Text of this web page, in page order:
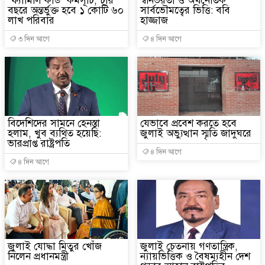
বছরে অন্তর্ভুক্ত হবে ১ কোটি ৬০
লাখ পরিবার
৩ দিন আগে
সার্বভৌমত্বের ভিত্তি: ববি
হাজ্জাজ
৪ দিন আগে
বিদেশিদের সামনে হেনস্তা
হলাম, খুব ব্যথিত হয়েছি:
ভারপ্রাপ্ত রাষ্ট্রপতি
৪ দিন আগে
যেভাবে প্রবেশ করতে হবে
জুলাই অভ্যুত্থান স্মৃতি জাদুঘরে
৪ দিন আগে
জুলাই যোদ্ধা মিতুর খোঁজ
নিলেন প্রধানমন্ত্রী
জুলাই চেতনায় গণতান্ত্রিক,
ন্যায়ভিত্তিক ও বৈষম্যহীন দেশ